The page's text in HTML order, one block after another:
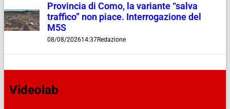
Provincia di Como, la variante “salva
traffico” non piace. Interrogazione del
M5S
08/08/202614:37Redazione
Videolab